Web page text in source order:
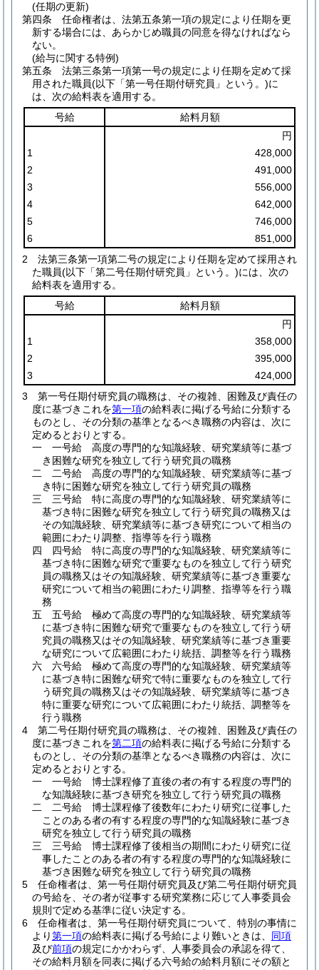
(任期の更新)
第四条
任命権者は、法第五条第一項の規定により任期を更
新する場合には、あらかじめ職員の同意を得なければなら
ない。
(給与に関する特例)
第五条
法第三条第一項第一号の規定により任期を定めて採
用された職員(以下「第一号任期付研究員」という。)に
は、次の給料表を適用する。
号給
給料月額
円
1
428,000
2
491,000
3
556,000
4
642,000
5
746,000
6
851,000
2
法第三条第一項第二号の規定により任期を定めて採用され
た職員(以下「第二号任期付研究員」という。)には、次の
給料表を適用する。
号給
給料月額
円
1
358,000
2
395,000
3
424,000
3
第一号任期付研究員の職務は、その複雑、困難及び責任の
度に基づきこれを第一項の給料表に掲げる号給に分類する
ものとし、その分類の基準となるべき職務の内容は、次に
定めるとおりとする。
一
一号給 高度の専門的な知識経験、研究業績等に基づ
き困難な研究を独立して行う研究員の職務
二
二号給 高度の専門的な知識経験、研究業績等に基づ
き特に困難な研究を独立して行う研究員の職務
三
三号給 特に高度の専門的な知識経験、研究業績等に
基づき特に困難な研究を独立して行う研究員の職務又は
その知識経験、研究業績等に基づき研究について相当の
範囲にわたり調整、指導等を行う職務
四
四号給 特に高度の専門的な知識経験、研究業績等に
基づき特に困難な研究で重要なものを独立して行う研究
員の職務又はその知識経験、研究業績等に基づき重要な
研究について相当の範囲にわたり調整、指導等を行う職
務
五
五号給 極めて高度の専門的な知識経験、研究業績等
に基づき特に困難な研究で重要なものを独立して行う研
究員の職務又はその知識経験、研究業績等に基づき重要
な研究について広範囲にわたり統括、調整等を行う職務
六
六号給 極めて高度の専門的な知識経験、研究業績等
に基づき特に困難な研究で特に重要なものを独立して行
う研究員の職務又はその知識経験、研究業績等に基づき
特に重要な研究について広範囲にわたり統括、調整等を
行う職務
4
第二号任期付研究員の職務は、その複雑、困難及び責任の
度に基づきこれを第二項の給料表に掲げる号給に分類する
ものとし、その分類の基準となるべき職務の内容は、次に
定めるとおりとする。
一
一号給 博士課程修了直後の者の有する程度の専門的
な知識経験に基づき研究を独立して行う研究員の職務
二
二号給 博士課程修了後数年にわたり研究に従事した
ことのある者の有する程度の専門的な知識経験に基づき
研究を独立して行う研究員の職務
三
三号給 博士課程修了後相当の期間にわたり研究に従
事したことのある者の有する程度の専門的な知識経験に
基づき困難な研究を独立して行う研究員の職務
5
任命権者は、第一号任期付研究員及び第二号任期付研究員
の号給を、その者が従事する研究業務に応じて人事委員会
規則で定める基準に従い決定する。
6
任命権者は、第一号任期付研究員について、特別の事情に
より第一項の給料表に掲げる号給により難いときは、 同項
及び前項の規定にかかわらず、人事委員会の承認を得て、
その給料月額を同表に掲げる六号給の給料月額にその額と